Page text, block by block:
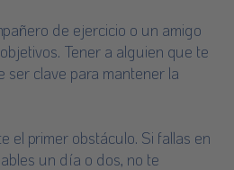
de ejercicio o un amigo
Tener a alguien que te
ser clave para mantener la
el primer obstáculo. Si fallas en
un día o dos, no te